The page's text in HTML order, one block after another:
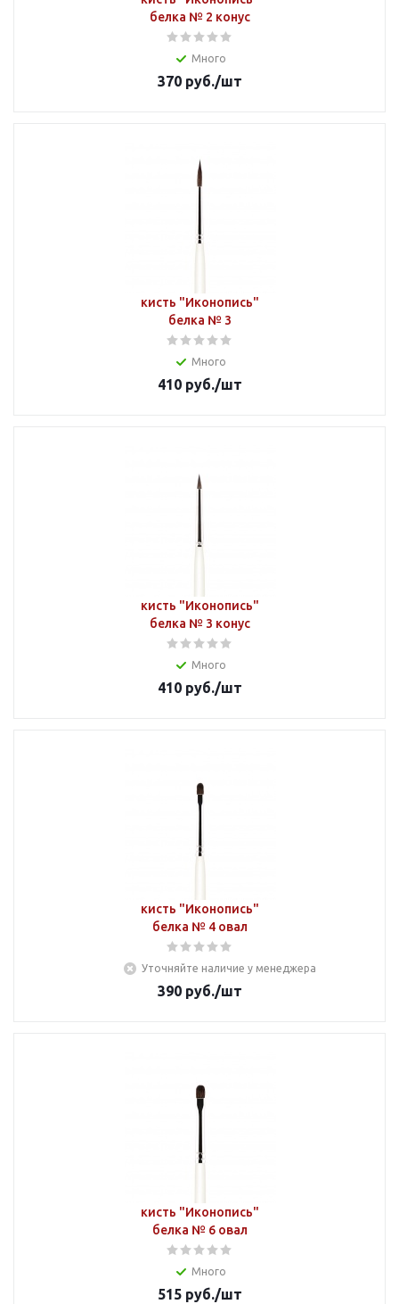
белка № 2 конус
Много
370 руб./шт
кисть "Иконопись"
белка № 3
Много
410 руб./шт
кисть "Иконопись"
белка № 3 конус
Много
410 руб./шт
кисть "Иконопись"
белка № 4 овал
Уточняйте наличие у менеджера
390 руб./шт
кисть "Иконопись"
белка № 6 овал
Много
515 руб./шт